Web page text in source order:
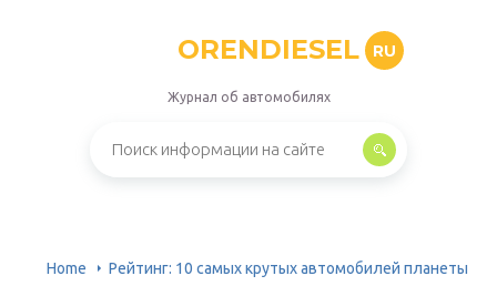
ORENDIESEL RU
Журнал об автомобилях
Home Рейтинг: 10 самых крутых автомобилей планеты